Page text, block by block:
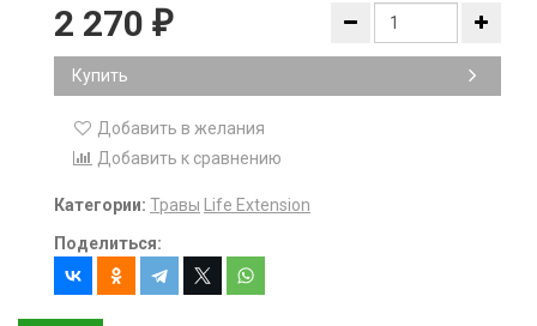
2 270 ₽
Купить
Добавить в желания
Добавить к сравнению
Категории: Травы
Life Extension
Поделиться: